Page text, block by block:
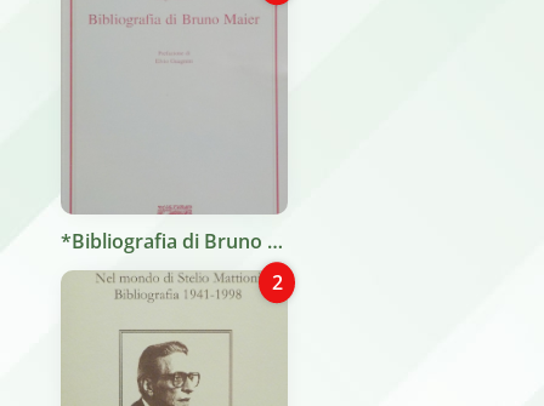
*Bibliografia di Bruno Maier / Diego Redivo ; prefazione di Elvio Guagnini. - Trieste : Circolo della cultura e delle arti, ©2003. - 138 p. ; 25 cm.
2